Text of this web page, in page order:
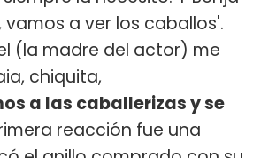
vamos a ver los caballos'.
(la madre del actor) me
chiquita,
a las caballerizas y se
reacción fue una